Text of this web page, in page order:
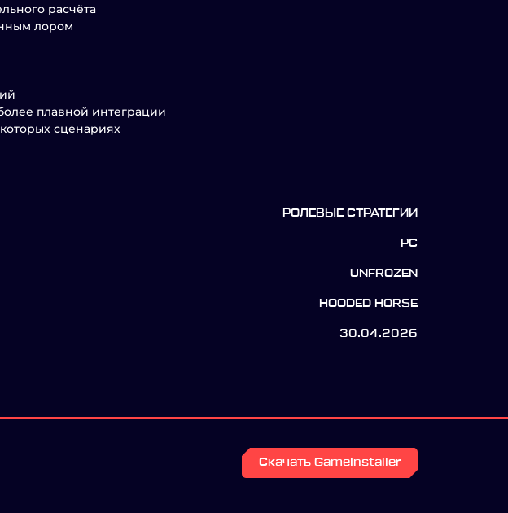
расчёта
лором
плавной интеграции
сценариях
РОЛЕВЫЕ СТРАТЕГИИ
PC
UNFROZEN
HOODED HORSE
30.04.2026
Скачать GameInstaller